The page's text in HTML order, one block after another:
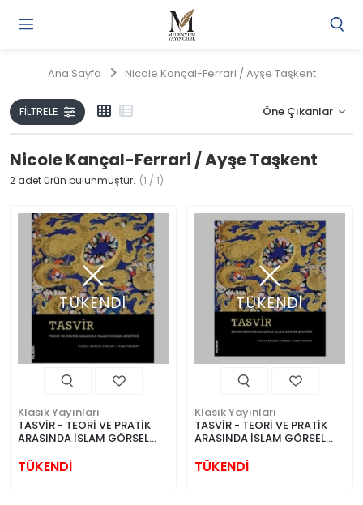
Ana Sayfa Nicole Kançal-Ferrari / Ayşe Taşkent
FILTRELE
Nicole Kançal-Ferrari / Ayşe Taşkent
2 adet ürün bulunmuştur. (1 / 1)
TÜKENDİ
Klasik Yayınları
TASVİR - TEORİ VE PRATİK
ARASINDA İSLAM GÖRSEL
TÜKENDİ
TÜKENDİ
Klasik Yayınları
TASVİR - TEORİ VE PRATİK
ARASINDA İSLAM GÖRSEL
TÜKENDİ